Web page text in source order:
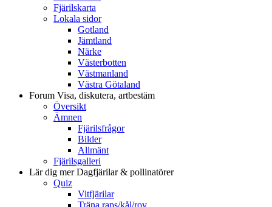
Fjärilskarta
Lokala sidor
Gotland
Jämtland
Närke
Västerbotten
Västmanland
Västra Götaland
Forum Visa, diskutera, artbestäm
Översikt
Ämnen
Fjärilsfrågor
Bilder
Allmänt
Fjärilsgalleri
Lär dig merDagfjärilar & pollinatörer
Quiz
Vitfjärilar
Träna raps/kål/rov